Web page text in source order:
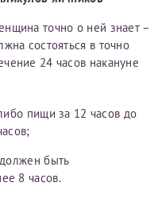
точно о ней знает –
состояться в точно
24 часов накануне
пищи за 12 часов до
быть
8 часов.